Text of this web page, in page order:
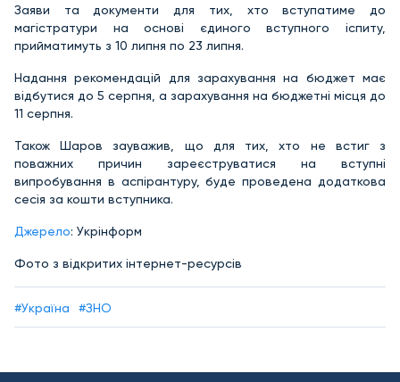
Заяви та документи для тих, хто вступатиме до
магістратури на основі єдиного вступного іспиту,
прийматимуть з 10 липня по 23 липня.
Надання рекомендацій для зарахування на бюджет має
відбутися до 5 серпня, а зарахування на бюджетні місця до
11 серпня.
Також Шаров зауважив, що для тих, хто не встиг з
поважних причин зареєструватися на вступні
випробування в аспірантуру, буде проведена додаткова
сесія за кошти вступника.
Джерело: Укрінформ
Фото з відкритих інтернет-ресурсів
#Україна #ЗНО